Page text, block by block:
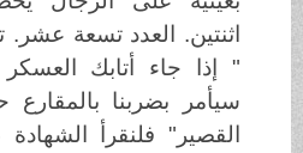
اثنتين. العدد تسعة عشر.
" إذا جاء أتابك العسكر
سيأمر بضربنا بالمقارع
القصير" فلنقرأ الشهادة